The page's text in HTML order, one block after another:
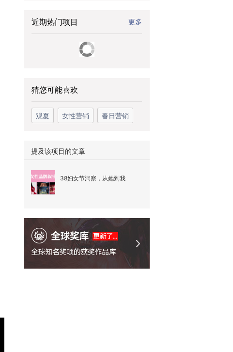
近期热门项目 更多
猜您可能喜欢
观夏 女性营销 春日营销
提及该项目的文章
38妇女节洞察，从她到我